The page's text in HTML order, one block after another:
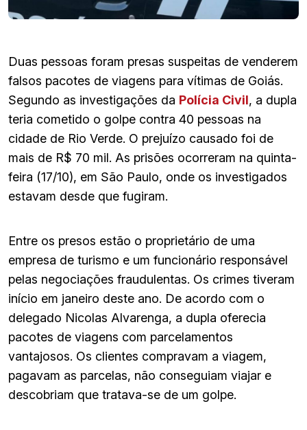
Duas pessoas foram presas suspeitas de venderem
falsos pacotes de viagens para vítimas de Goiás.
Segundo as investigações da Polícia Civil, a dupla
teria cometido o golpe contra 40 pessoas na
cidade de Rio Verde. O prejuízo causado foi de
mais de R$ 70 mil. As prisões ocorreram na quinta-
feira (17/10), em São Paulo, onde os investigados
estavam desde que fugiram.
Entre os presos estão o proprietário de uma
empresa de turismo e um funcionário responsável
pelas negociações fraudulentas. Os crimes tiveram
início em janeiro deste ano. De acordo com o
delegado Nicolas Alvarenga, a dupla oferecia
pacotes de viagens com parcelamentos
vantajosos. Os clientes compravam a viagem,
pagavam as parcelas, não conseguiam viajar e
descobriam que tratava-se de um golpe.